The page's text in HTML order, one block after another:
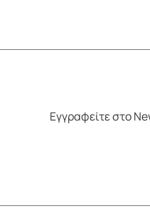
Εγγραφείτε στο